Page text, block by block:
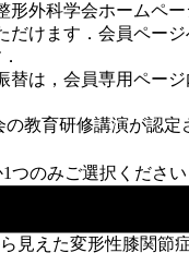
形外科学会ホームペ
だけます．会員ペー
替は，会員専用ペー
教育研修講演が認
つのみご選択くださ
見えた変形性膝関節